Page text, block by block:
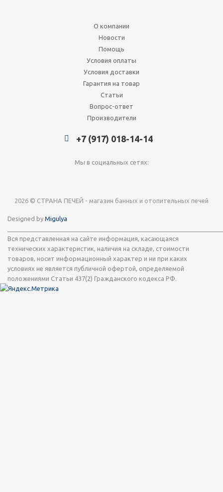
О компании
Новости
Помощь
Условия оплаты
Условия доставки
Гарантия на товар
Статьи
Вопрос-ответ
Производители
+7 (917) 018-14-14
Мы в социальных сетях:
2026 © СТРАНА ПЕЧЕЙ - магазин банных и отопительных печей
Designed by Migulya
Вся представленная на сайте информация, касающаяся
технических характеристик, наличия на складе, стоимости
товаров, носит информационный характер и ни при каких
условиях не является публичной офертой, определяемой
положениями Статьи 437(2) Гражданского кодекса РФ.